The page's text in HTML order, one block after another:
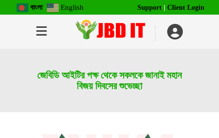
বাংলা English Support Client Login
জেবিডি আইটির পক্ষ থেকে সকলকে জানাই মহান
বিজয় দিবসের শুভেচ্ছা